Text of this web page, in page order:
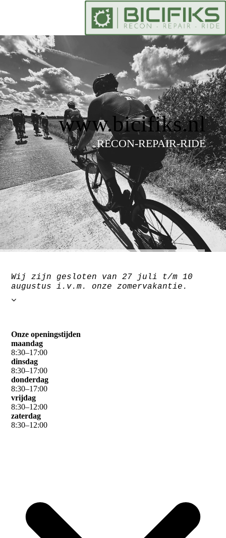
www.bicifiks.nl
RECON-REPAIR-RIDE
Wij zijn gesloten van 27 juli t/m 10
augustus i.v.m. onze zomervakantie.
Onze openingstijden
maandag
8:30–17:00
dinsdag
8:30–17:00
donderdag
8:30–17:00
vrijdag
8:30–12:00
zaterdag
8:30–12:00